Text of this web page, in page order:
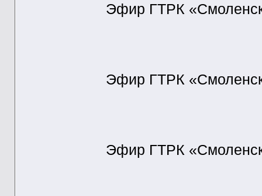
Эфир ГТРК
Эфир ГТРК
Эфир ГТРК